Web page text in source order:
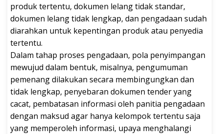
produk tertentu, dokumen lelang tidak standar,
dokumen lelang tidak lengkap, dan pengadaan sudah
diarahkan untuk kepentingan produk atau penyedia
tertentu.
Dalam tahap proses pengadaan, pola penyimpangan
mewujud dalam bentuk, misalnya, pengumuman
pemenang dilakukan secara membingungkan dan
tidak lengkap, penyebaran dokumen tender yang
cacat, pembatasan informasi oleh panitia pengadaan
dengan maksud agar hanya kelompok tertentu saja
yang memperoleh informasi, upaya menghalangi